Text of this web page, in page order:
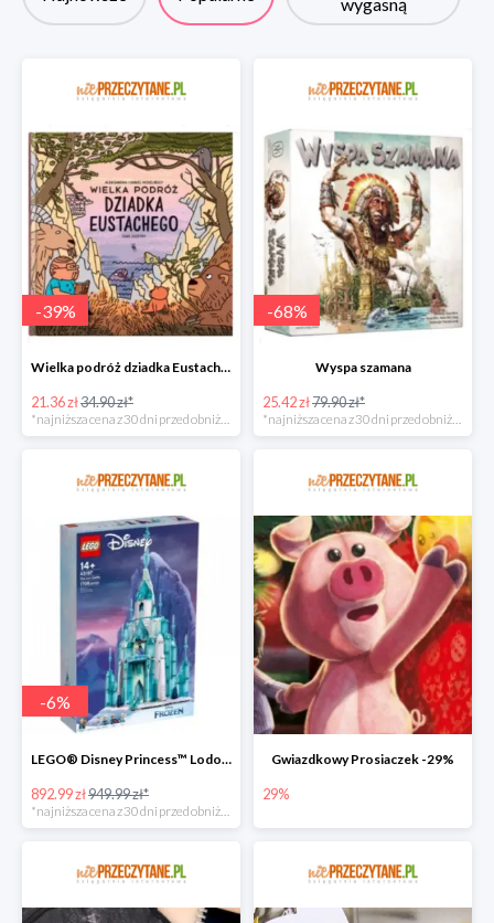
-39%
Wielka podróż dziadka Eustachego
21.36 zł34.90 zł*
*najniższa cena z 30 dni przed obniżką
-68%
Wyspa szamana
25.42 zł79.90 zł*
*najniższa cena z 30 dni przed obniżką
-6%
LEGO® Disney Princess™ Lodowy zamek
892.99 zł949.99 zł*
Gwiazdkowy Prosiaczek -29%
29%